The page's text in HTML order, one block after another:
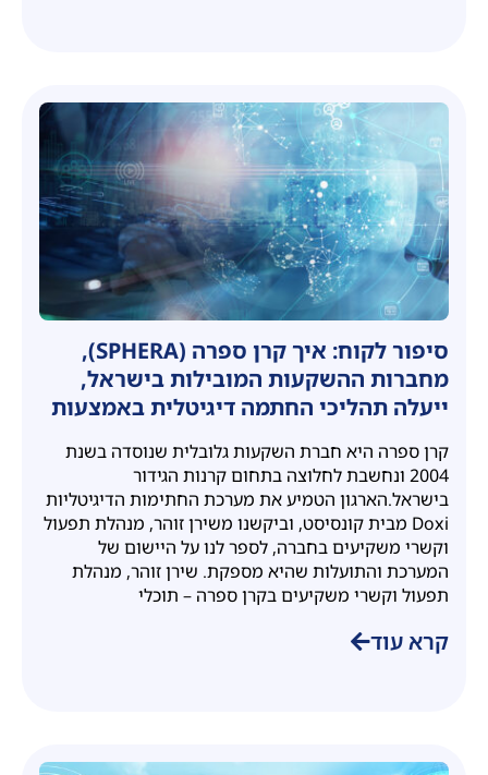
סיפור לקוח: איך קרן ספרה (SPHERA),
מחברות ההשקעות המובילות בישראל,
ייעלה תהליכי החתמה דיגיטלית באמצעות
קרן ספרה היא חברת השקעות גלובלית שנוסדה בשנת
2004 ונחשבת לחלוצה בתחום קרנות הגידור
בישראל.הארגון הטמיע את מערכת החתימות הדיגיטליות
Doxi מבית קונסיסט, וביקשנו משירן זוהר, מנהלת תפעול
וקשרי משקיעים בחברה, לספר לנו על היישום של
המערכת והתועלות שהיא מספקת. שירן זוהר, מנהלת
תפעול וקשרי משקיעים בקרן ספרה – תוכלי
קרא עוד